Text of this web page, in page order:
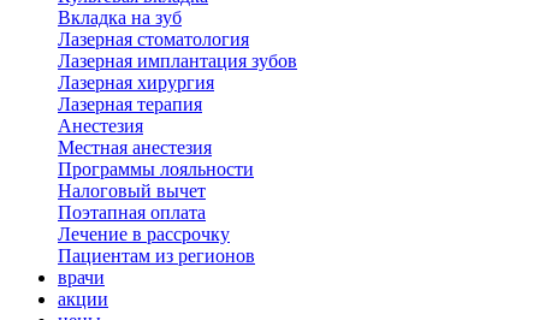
Вкладка на зуб
Лазерная стоматология
Лазерная имплантация зубов
Лазерная хирургия
Лазерная терапия
Анестезия
Местная анестезия
Программы лояльности
Налоговый вычет
Поэтапная оплата
Лечение в рассрочку
Пациентам из регионов
врачи
акции